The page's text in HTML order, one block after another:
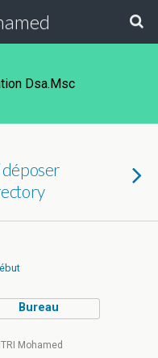
Dsa.msc
Bureau
Mohamed